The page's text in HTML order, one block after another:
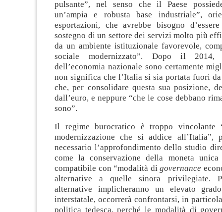
pulsante”, nel senso che il Paese
un’ampia e robusta base industriale”,
esportazioni, che avrebbe bisogno
sostegno di un settore dei servizi molto più
da un ambiente istituzionale favorevole,
sociale modernizzato”. Dopo il
dell’economia nazionale sono certamente
non significa che l’Italia si sia portata fuori
che, per consolidare questa sua posizione,
dall’euro, e neppure “che le cose debbano
sono”.
Il regime burocratico è troppo
modernizzazione che si addice all’Italia”,
necessario l’approfondimento dello studio
come la conservazione della moneta unica
compatibile con “modalità digovernance
alternative a quelle sinora privilegiate.
alternative implicheranno un elevato
interstatale, occorrerà confrontarsi, in
politica tedesca, perché le modalità di